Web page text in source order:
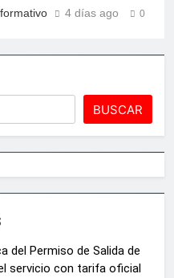
4 días ago 0
BUSCAR
del Permiso de Salida de
servicio con tarifa oficial